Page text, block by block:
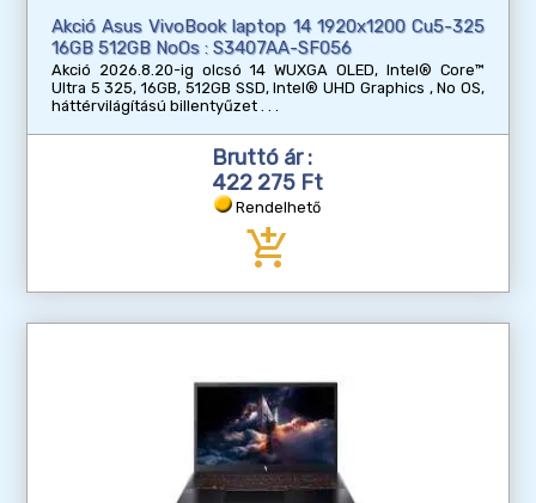
Akció Asus VivoBook laptop 14 1920x1200 Cu5-325
16GB 512GB NoOs : S3407AA-SF056
Akció 2026.8.20-ig olcsó 14 WUXGA OLED, Intel® Core™
Ultra 5 325, 16GB, 512GB SSD, Intel® UHD Graphics , No OS,
háttérvilágítású billentyűzet
Bruttó ár :
422 275 Ft
Rendelhető
add_shopping_cart